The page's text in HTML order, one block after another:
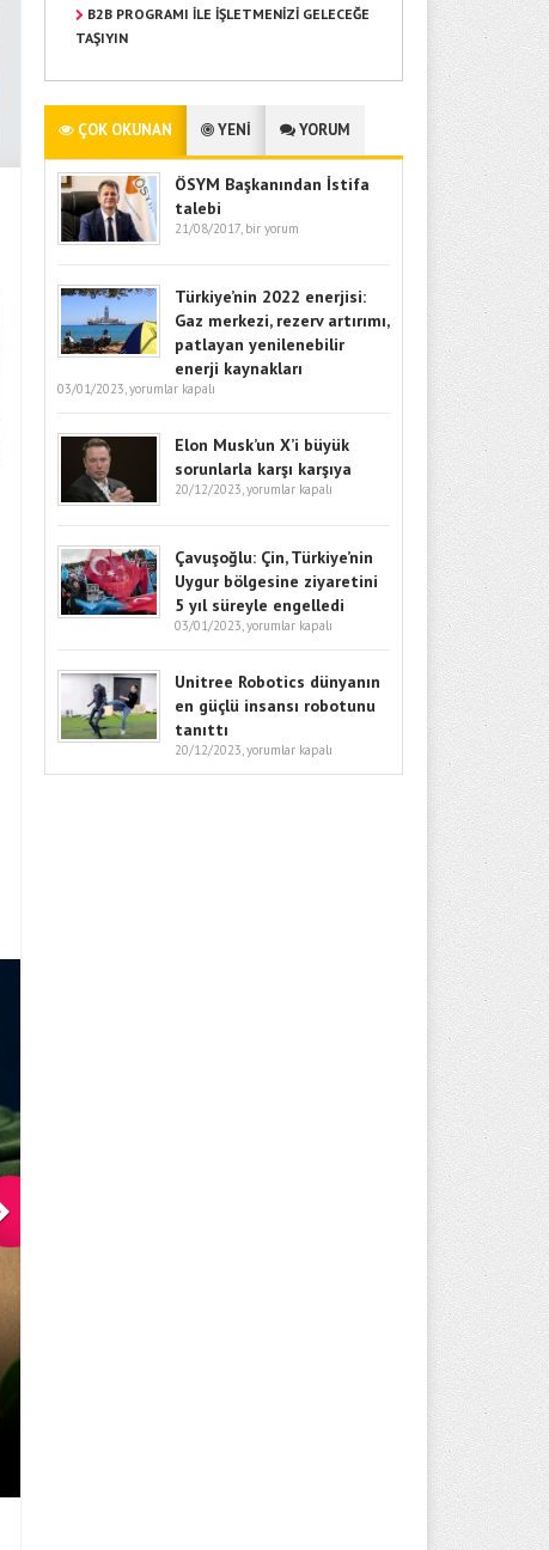
UCUZ HAZIR SISTEM ILE
B2B PROGRAMI ILE İŞLETMENIZI GELECEĞE
TAŞIYIN
ÇOK OKUNAN YENİ YORUM
ÖSYM Başkanından İstifa
talebi
21/08/2017, bir yorum
Türkiye’nin 2022 enerjisi:
Gaz merkezi, rezerv artırımı,
patlayan yenilenebilir
enerji kaynakları
03/01/2023,yorumlar kapalı
Elon Musk’un X’i büyük
sorunlarla karşı karşıya
20/12/2023,yorumlar kapalı
Çavuşoğlu: Çin, Türkiye’nin
Uygur bölgesine ziyaretini
5 yıl süreyle engelledi
03/01/2023,yorumlar kapalı
Unitree Robotics dünyanın
en güçlü insansı robotunu
tanıttı
20/12/2023,yorumlar kapalı